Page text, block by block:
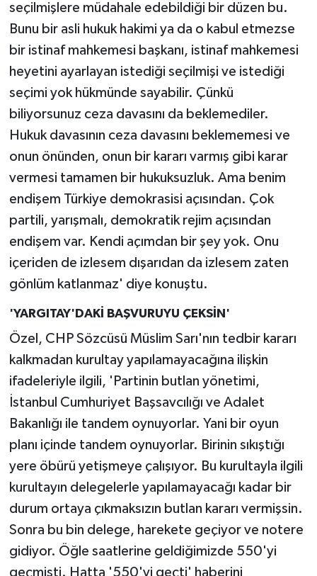
seçilmişlere müdahale edebildiği bir düzen bu.
Bunu bir asli hukuk hakimi ya da o kabul etmezse
bir istinaf mahkemesi başkanı, istinaf mahkemesi
heyetini ayarlayan istediği seçilmişi ve istediği
seçimi yok hükmünde sayabilir. Çünkü
biliyorsunuz ceza davasını da beklemediler.
Hukuk davasının ceza davasını beklememesi ve
onun önünden, onun bir kararı varmış gibi karar
vermesi tamamen bir hukuksuzluk. Ama benim
endişem Türkiye demokrasisi açısından. Çok
partili, yarışmalı, demokratik rejim açısından
endişem var. Kendi açımdan bir şey yok. Onu
içeriden de izlesem dışarıdan da izlesem zaten
gönlüm katlanmaz' diye konuştu.
'YARGITAY'DAKİ BAŞVURUYU ÇEKSİN'
Özel, CHP Sözcüsü Müslim Sarı'nın tedbir kararı
kalkmadan kurultay yapılamayacağına ilişkin
ifadeleriyle ilgili, 'Partinin butlan yönetimi,
İstanbul Cumhuriyet Başsavcılığı ve Adalet
Bakanlığı ile tandem oynuyorlar. Yani bir oyun
planı içinde tandem oynuyorlar. Birinin sıkıştığı
yere öbürü yetişmeye çalışıyor. Bu kurultayla ilgili
kurultayın delegelerle yapılamayacağı kadar bir
durum ortaya çıkmaksızın butlan kararı vermişsin.
Sonra bu bin delege, harekete geçiyor ve notere
gidiyor. Öğle saatlerine geldiğimizde 550'yi
geçmişti. Hatta '550'yi geçti' haberini